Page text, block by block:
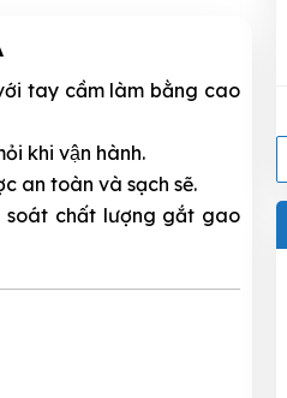
tay cầm làm bằng cao
khi vận hành.
an toàn và sạch sẽ.
soát chất lượng gắt gao